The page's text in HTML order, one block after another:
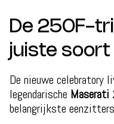
De 250F-
juiste
De nieuwe celebratory
legendarische Maserati
belangrijkste